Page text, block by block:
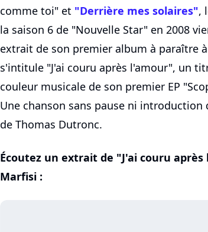
comme toi" et "Derrière mes solaires",
la saison 6 de "Nouvelle Star" en 2008
extrait de son premier album à paraître
s'intitule "J'ai couru après l'amour", un
couleur musicale de son premier EP
Une chanson sans pause ni
de Thomas Dutronc.
Écoutez un extrait de "J'ai couru
Marfisi :